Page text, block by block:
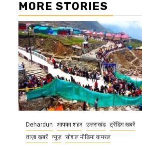
MORE STORIES
Dehardun आपका शहर उत्तराखंड ट्रेंडिंग खबरें
ताज़ा ख़बरें न्यूज़ सोशल मीडिया वायरल